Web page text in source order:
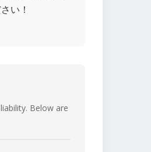
い！
Below are